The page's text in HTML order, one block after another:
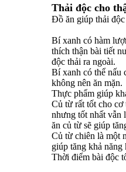
Thải độc cho
Đồ ăn giúp thải
Bí xanh có hàm
thích thận bài tiết
độc thải ra ngoài.
Bí xanh có thể nấu
không nên ăn mặn.
Thực phẩm giúp
Củ từ rất tốt cho cơ
nhưng tốt nhất vẫn
ăn củ từ sẽ giúp
Củ từ chiên là một
giúp tăng khả năng
Thời điểm bài độc